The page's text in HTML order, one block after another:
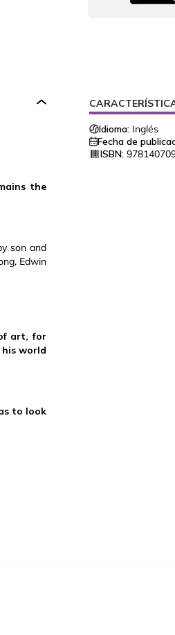
the
son and
Edwin
art, for
world
to look
Idioma: Inglés
Fecha de
ISBN: